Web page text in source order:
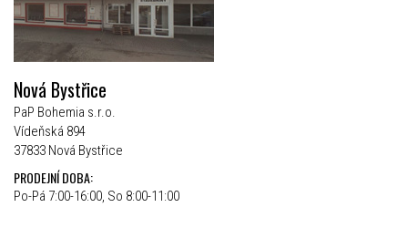
Nová Bystřice
PaP Bohemia s.r.o.
Vídeňská 894
37833 Nová Bystřice
PRODEJNÍ DOBA:
Po-Pá 7:00-16:00, So 8:00-11:00